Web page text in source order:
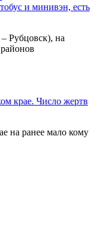
и минивэн, есть
Рубцовск), на
крае. Число жертв
на ранее мало кому